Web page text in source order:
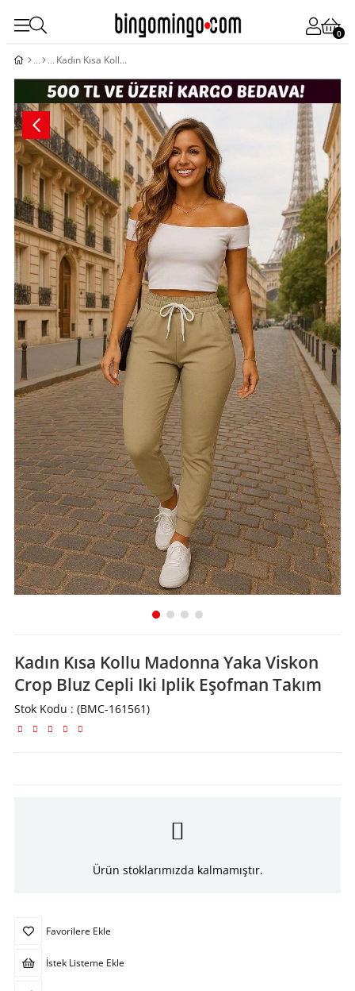
0
Kadın Kısa Kollu Madonna Yaka Viskon Crop Bluz Cepli Iki Iplik Eşofman Takım
Kadın Kısa Kollu Madonna Yaka Viskon
Crop Bluz Cepli Iki Iplik Eşofman Takım
Stok Kodu (BMC-161561)
Ürün stoklarımızda kalmamıştır.
Favorilere Ekle
İstek Listeme Ekle